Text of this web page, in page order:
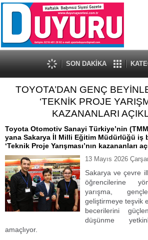
SON DAKİKA
TOYOTA’DAN GENÇ
‘TEKNİK PROJE
KAZANANLARI
Toyota Otomotiv Sanayi Türkiye’nin
yana Sakarya İl Milli Eğitim Müdürlüğü iş
‘Teknik Proje Yarışması’nın kazananları
13 Mayıs 2026
Sakarya ve çevre
öğrencilerine
yarışma,
geliştirmeye teşvik
becerilerini
düşünme
amaçlıyor.